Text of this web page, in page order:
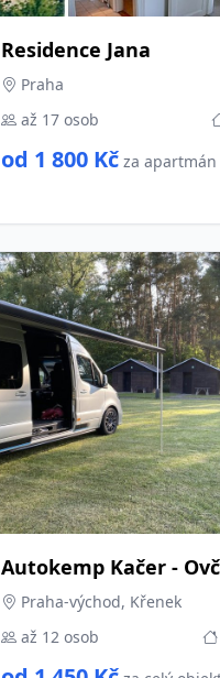
Residence Jana
Praha
až 17 osob
od 1 800 Kč za apartmán
Autokemp Kačer -
Praha-východ, Křenek
až 12 osob